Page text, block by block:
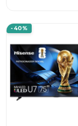
-40%